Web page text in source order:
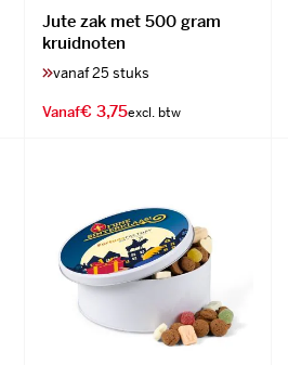
Jute zak met 500 gram
kruidnoten
vanaf 25 stuks
Vanaf€ 3,75